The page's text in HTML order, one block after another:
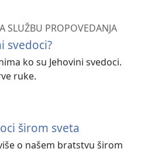
SLUŽBU PROPOVEDANJA
svedoci?
ko su Jehovini svedoci.
ruke.
širom sveta
o našem bratstvu širom